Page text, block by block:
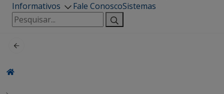
Informativos
Fale ConoscoSistemas
Pesquisar
por: